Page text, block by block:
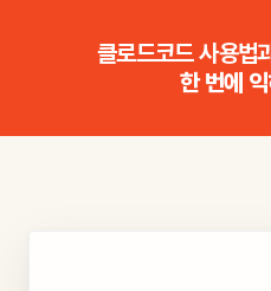
클로드코드 사용법
한 번에